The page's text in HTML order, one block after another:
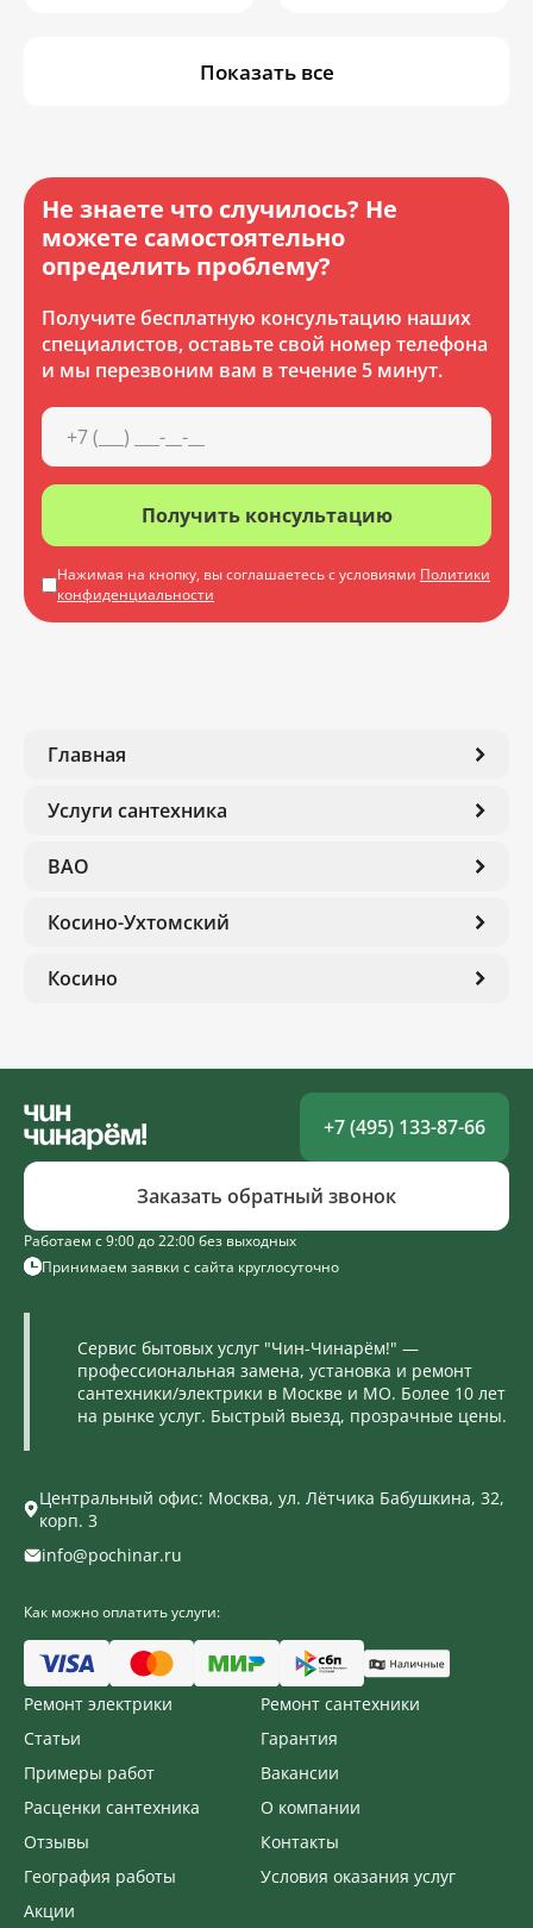
Показать все
Не знаете что случилось? Не
можете самостоятельно
определить проблему?
Получите бесплатную консультацию наших
специалистов, оставьте свой номер телефона
и мы перезвоним вам в течение 5 минут.
Получить консультацию
Нажимая на кнопку, вы соглашаетесь с условиями Политики
конфиденциальности
Главная
Услуги сантехника
ВАО
Косино-Ухтомский
Косино
Работаем с 9:00 до 22:00 без выходных
Принимаем заявки с сайта круглосуточно
+7 (495) 133-87-66
Заказать обратный звонок
Сервис бытовых услуг "Чин-Чинарём!" —
профессиональная замена, установка и ремонт
сантехники/электрики в Москве и МО. Более 10 лет
на рынке услуг. Быстрый выезд, прозрачные цены.
Ремонт электрики
Ремонт сантехники
Статьи
Гарантия
Примеры работ
Вакансии
Расценки сантехника
О компании
Отзывы
Контакты
География работы
Условия оказания услуг
Акции
Центральный офис: Москва, ул. Лётчика Бабушкина, 32,
корп. 3
info@pochinar.ru
Как можно оплатить услуги: